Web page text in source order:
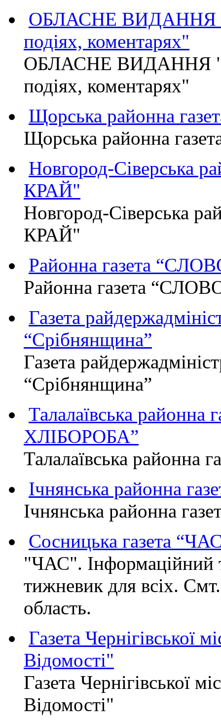
ОБЛАСНЕ ВИДАННЯ
подіях, коментарях"
ОБЛАСНЕ ВИДАННЯ
подіях, коментарях"
Щорська районна
Щорська районна
Новгород-Сіверська
КРАЙ"
Новгород-Сіверська
КРАЙ"
Районна газета
Районна газета
Газета
“Срібнянщина”
Газета
“Срібнянщина”
Талалаївська
ХЛІБОРОБА”
Талалаївська
Ічнянська районна
Ічнянська районна
Сосницька газета
"ЧАС". Інформаційний
тижневик для всіх.
область.
Газета Чернігівської
Відомості"
Газета Чернігівської
Відомості"